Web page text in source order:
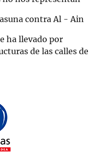
contra Al - Ain
ha llevado por
de las calles de